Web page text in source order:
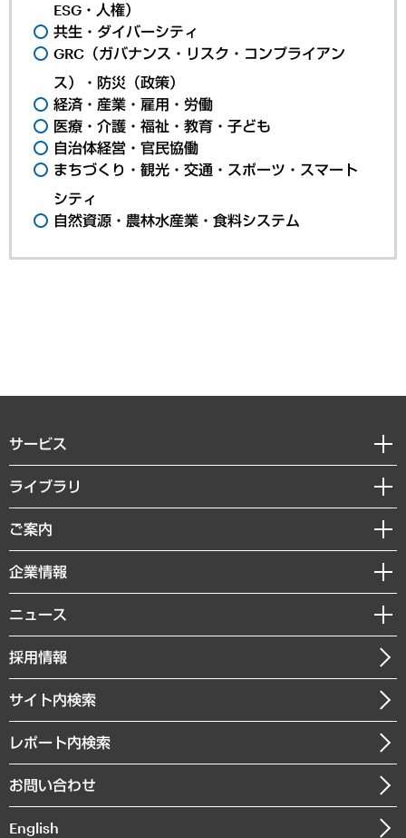
ESG・人権）
共生・ダイバーシティ
GRC（ガバナンス・リスク・コンプライアン
ス）・防災（政策）
経済・産業・雇用・労働
医療・介護・福祉・教育・子ども
自治体経営・官民協働
まちづくり・観光・交通・スポーツ・スマート
シティ
自然資源・農林水産業・食料システム
サービス
経営戦略
組織・人事戦略
デジタルイノベーション
共生・ダイバーシティ
GRC（ガバナンス・リスク・コンプライアンス）・防災（政策）
経済・産業・雇用・労働
まちづくり・観光・交通・スポーツ・スマートシティ
自然資源・農林水産業・食料システム
ライブラリ
経済調査
レポート
コラム
経営用語集
受託・受注実績（官公庁関連）
メディア掲載・出演
ご案内
セミナー・イベント情報
MUFGビジネスセミナー
受託案件情報
企業情報
私たちの想い
社長メッセージ
会社概要
沿革
組織図・本部部室紹介
インドネシア現地法人
ニュース
ニュースリリース
お知らせ
採用情報
サイト内検索
レポート内検索
お問い合わせ
English